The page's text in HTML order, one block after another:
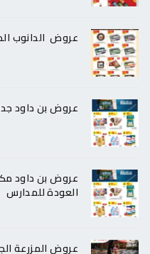
عروض الدانوب الطائف
عروض بن داود جدة
العودة للمدارس